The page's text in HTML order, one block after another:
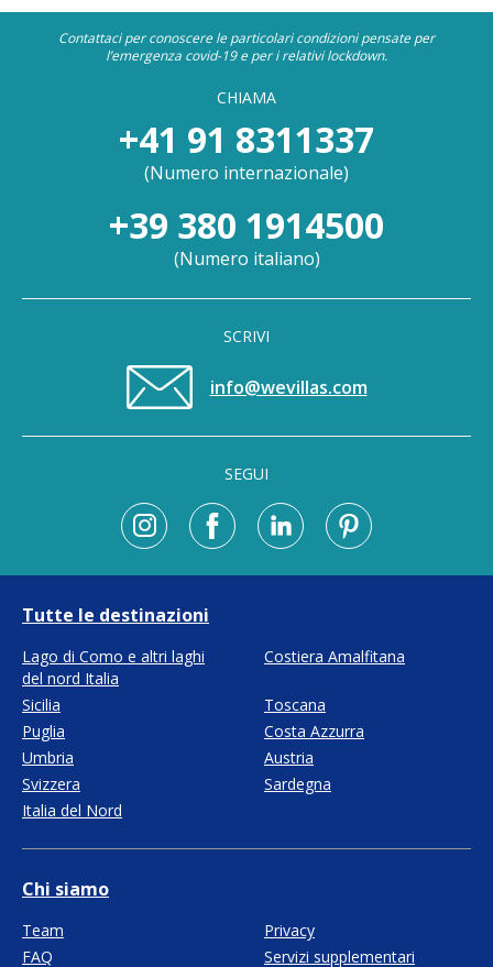
SCRIVI
info@wevillas.com
CHIAMA
+41 91 8311337
(Numero internazionale)
+39 380 1914500
(Numero italiano)
SEGUI
Contattaci per conoscere le particolari condizioni pensate per
l’emergenza covid-19 e per i relativi lockdown.
Chi siamo
Team
Privacy
FAQ
Servizi supplementari
Tutte le destinazioni
Lago di Como e altri laghi
del nord Italia
Costiera Amalfitana
Sicilia
Toscana
Puglia
Costa Azzurra
Umbria
Austria
Svizzera
Sardegna
Italia del Nord